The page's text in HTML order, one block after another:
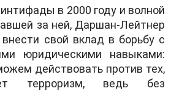
в 2000 году и волной
за ней, Даршан-Лейтнер
свой вклад в борьбу с
юридическими навыками:
действовать против тех,
терроризм, ведь без